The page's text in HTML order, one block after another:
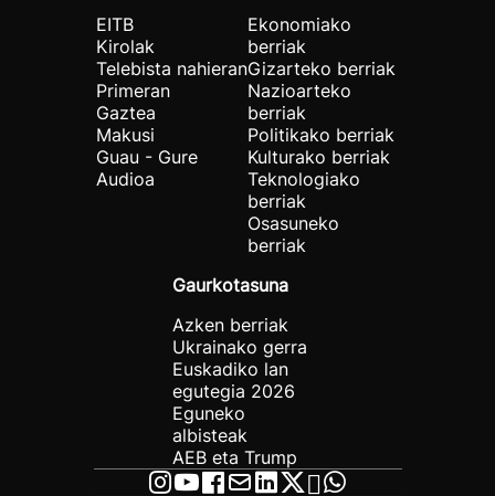
EITB
Kirolak
Telebista nahieran
Primeran
Gaztea
Makusi
Guau - Gure
Audioa
Ekonomiako
berriak
Gizarteko berriak
Nazioarteko
berriak
Politikako berriak
Kulturako berriak
Teknologiako
berriak
Osasuneko
berriak
Gaurkotasuna
Azken berriak
Ukrainako gerra
Euskadiko lan
egutegia 2026
Eguneko
albisteak
AEB eta Trump